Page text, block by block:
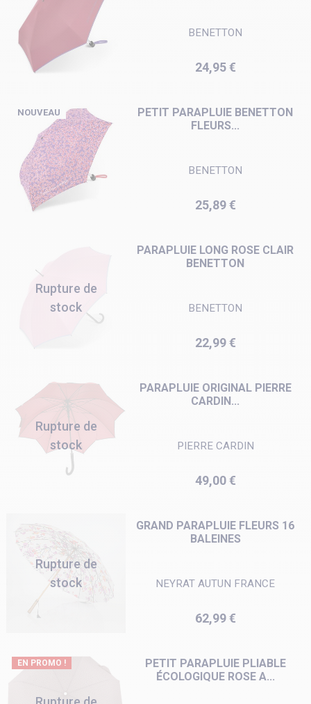
BENETTON
Prix
24,95 €
PETIT PARAPLUIE BENETTON
FLEURS...
BENETTON
Prix
25,89 €
NOUVEAU
Rupture de
stock
PARAPLUIE LONG ROSE CLAIR
BENETTON
BENETTON
Prix
22,99 €
Rupture de
stock
PARAPLUIE ORIGINAL PIERRE
CARDIN...
PIERRE CARDIN
Prix
49,00 €
Rupture de
stock
GRAND PARAPLUIE FLEURS 16
BALEINES
NEYRAT AUTUN FRANCE
Prix
62,99 €
PETIT PARAPLUIE PLIABLE
ÉCOLOGIQUE ROSE A...
EN PROMO !